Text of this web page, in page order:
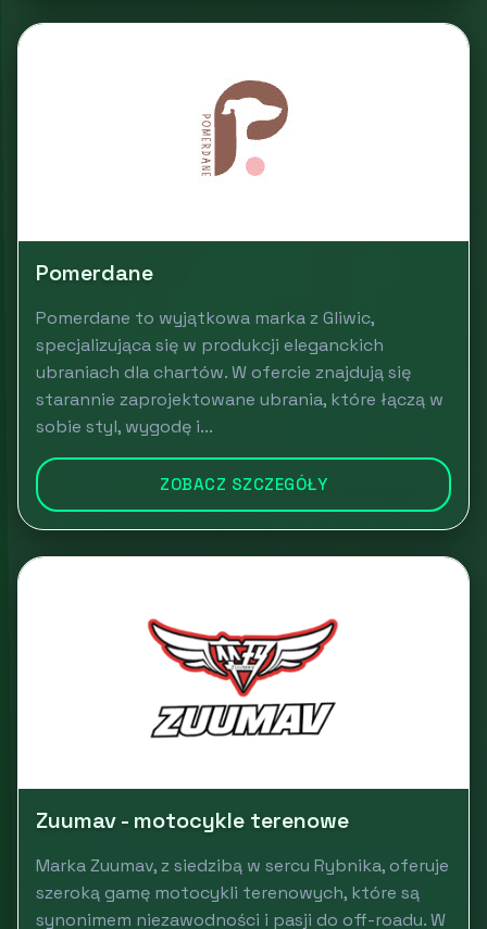
Pomerdane
Pomerdane to wyjątkowa marka z Gliwic,
specjalizująca się w produkcji eleganckich
ubraniach dla chartów. W ofercie znajdują się
starannie zaprojektowane ubrania, które łączą w
sobie styl, wygodę i...
ZOBACZ SZCZEGÓŁY
Zuumav - motocykle terenowe
Marka Zuumav, z siedzibą w sercu Rybnika, oferuje
szeroką gamę motocykli terenowych, które są
synonimem niezawodności i pasji do off-roadu. W